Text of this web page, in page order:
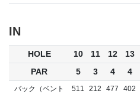
IN
HOLE 10 11 12 13
PAR
5 3 4 4
バック（ベント
511 212 477 402